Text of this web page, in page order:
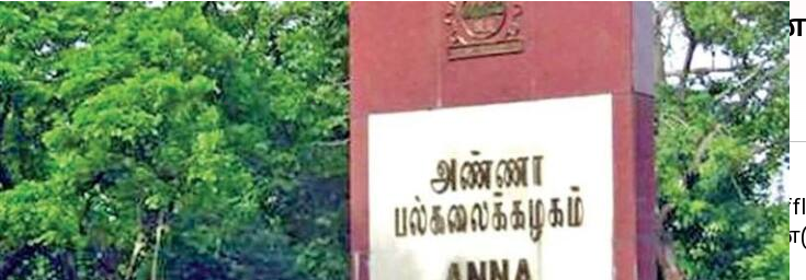
அறப்போர் இயக்கம் அம்பலப்படுத்திய
மோசடி
எழுதியவர் Venkatalakshmi V Jul 24, 2024 02:58 pm
செய்தி முன்னோட்டம்
தமிழகத்தில்உள்ளஅண்ணா பல்கலைக்கழகத்துடன் இணைந்த
குறிப்பிடத்தக்க முறைகேடுகளை, ஊழல் எதிர்ப்பு தன்னார்வ
வெளியிட்டது.